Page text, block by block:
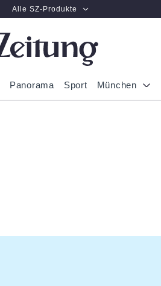
Alle SZ-Produkte
Panorama Sport München